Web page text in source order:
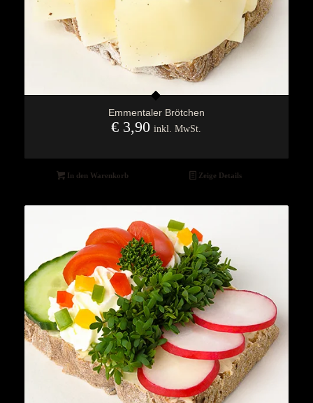
Emmentaler Brötchen
€ 3,90 inkl. MwSt.
In den Warenkorb Zeige Details